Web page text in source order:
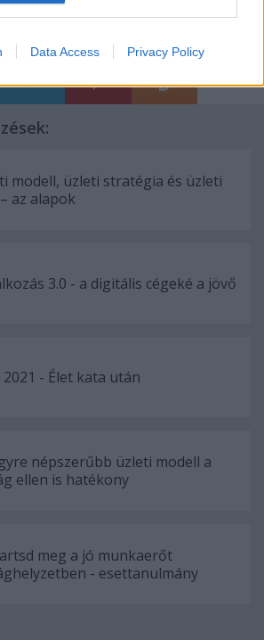
Data Access Privacy Policy
facebook pénz vállalkozás üzleti
modell, üzleti stratégia és üzleti
az alapok
3.0 - a digitális cégeké a jövő
2021 - Élet kata után
népszerűbb üzleti modell a
ellen is hatékony
meg a jó munkaerőt
- esettanulmány